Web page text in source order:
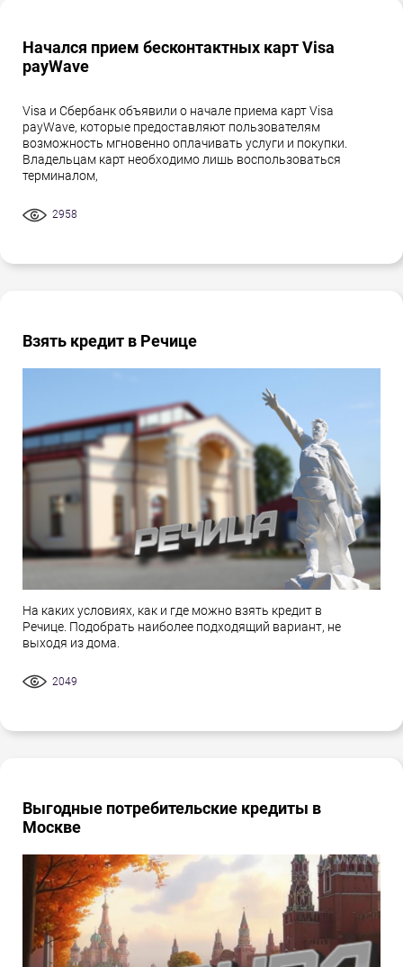
Начался прием бесконтактных карт Visa
payWave
Visa и Сбербанк объявили о начале приема карт Visa
payWave, которые предоставляют пользователям
возможность мгновенно оплачивать услуги и покупки.
Владельцам карт необходимо лишь воспользоваться
терминалом,
2958
Взять кредит в Речице
На каких условиях, как и где можно взять кредит в
Речице. Подобрать наиболее подходящий вариант, не
выходя из дома.
2049
Выгодные потребительские кредиты в
Москве